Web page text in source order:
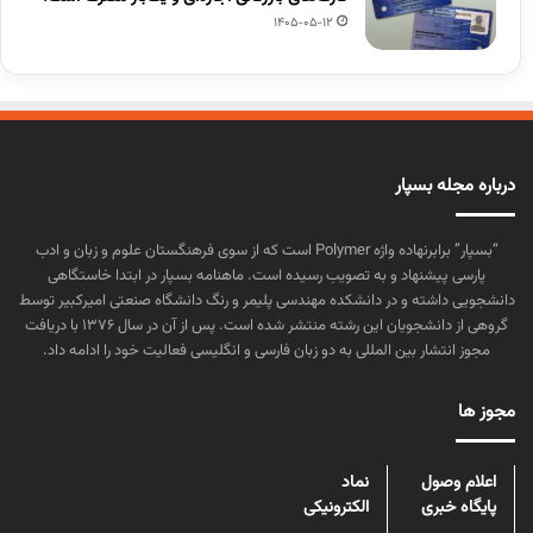
1405-05-12
درباره مجله بسپار
“بسپار” برابرنهاده واژه Polymer است که از سوی فرهنگستان علوم و زبان و ادب
پارسی پیشنهاد و به تصویب رسیده است. ماهنامه بسپار در ابتدا خاستگاهی
دانشجویی داشته و در دانشکده مهندسی پلیمر و رنگ دانشگاه صنعتی امیرکبیر توسط
گروهی از دانشجویان این رشته منتشر شده است. پس از آن در سال ۱۳۷۶ با دریافت
مجوز انتشار بین المللی به دو زبان فارسی و انگلیسی فعالیت خود را ادامه داد.
مجوز ها
اعلام وصول
پایگاه خبری
نماد
الکترونیکی